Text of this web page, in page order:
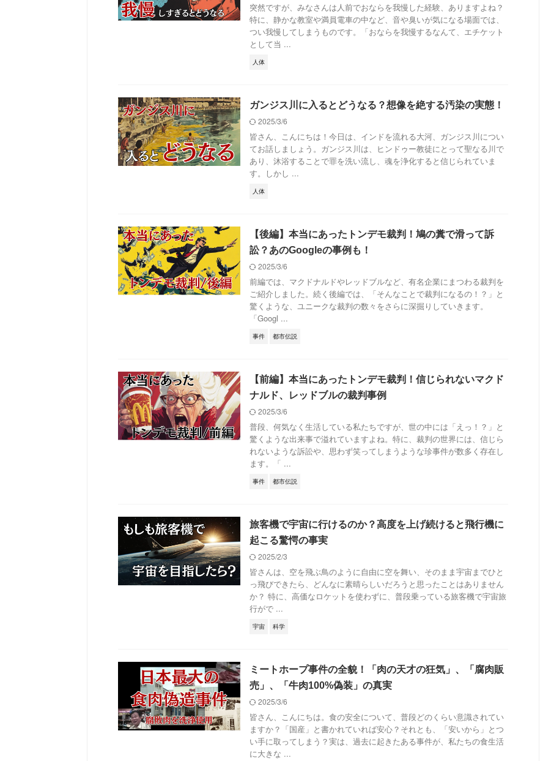
突然ですが、みなさんは人前でおならを我慢した経験、ありますよね？
特に、静かな教室や満員電車の中など、音や臭いが気になる場面では、
つい我慢してしまうものです。「おならを我慢するなんて、エチケット
として当 ...
人体
ガンジス川に入るとどうなる？想像を絶する汚染の実態！
2025/3/6
皆さん、こんにちは！今日は、インドを流れる大河、ガンジス川につい
てお話しましょう。ガンジス川は、ヒンドゥー教徒にとって聖なる川で
あり、沐浴することで罪を洗い流し、魂を浄化すると信じられていま
す。しかし ...
人体
【後編】本当にあったトンデモ裁判！鳩の糞で滑って訴
訟？あのGoogleの事例も！
2025/3/6
前編では、マクドナルドやレッドブルなど、有名企業にまつわる裁判を
ご紹介しました。続く後編では、「そんなことで裁判になるの！？」と
驚くような、ユニークな裁判の数々をさらに深掘りしていきます。
「Googl ...
事件 都市伝説
【前編】本当にあったトンデモ裁判！信じられないマクド
ナルド、レッドブルの裁判事例
2025/3/6
普段、何気なく生活している私たちですが、世の中には「えっ！？」と
驚くような出来事で溢れていますよね。特に、裁判の世界には、信じら
れないような訴訟や、思わず笑ってしまうような珍事件が数多く存在し
ます。「 ...
事件 都市伝説
旅客機で宇宙に行けるのか？高度を上げ続けると飛行機に
起こる驚愕の事実
2025/2/3
皆さんは、空を飛ぶ鳥のように自由に空を舞い、そのまま宇宙までひと
っ飛びできたら、どんなに素晴らしいだろうと思ったことはありません
か？ 特に、高価なロケットを使わずに、普段乗っている旅客機で宇宙旅
行がで ...
宇宙 科学
ミートホープ事件の全貌！「肉の天才の狂気」、「腐肉販
売」、「牛肉100%偽装」の真実
2025/3/6
皆さん、こんにちは。食の安全について、普段どのくらい意識されてい
ますか？「国産」と書かれていれば安心？それとも、「安いから」とつ
い手に取ってしまう？実は、過去に起きたある事件が、私たちの食生活
に大きな ...